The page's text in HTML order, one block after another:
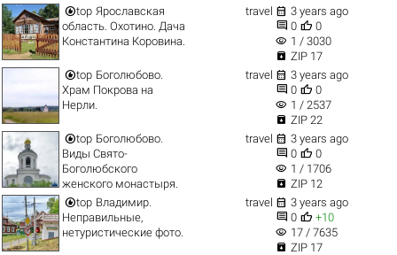
top Ярославская
область. Охотино. Дача
Константина Коровина.
travel  3 years ago
 0  0
visibility 1 / 3030
 ZIP 17
top Боголюбово.
Храм Покрова на
Нерли.
travel  3 years ago
 0  0
visibility 1 / 2537
 ZIP 22
top Боголюбово.
Виды Свято-
Боголюбского
женского монастыря.
travel  3 years ago
 0  0
visibility 1 / 1706
 ZIP 12
top Владимир.
Неправильные,
нетуристические фото.
travel  3 years ago
 0  +10
visibility 17 / 7635
 ZIP 17